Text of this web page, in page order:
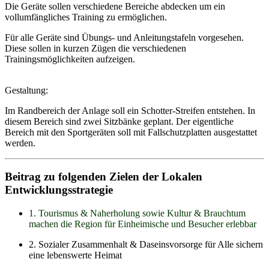
Die Geräte sollen verschiedene Bereiche abdecken um ein
vollumfängliches Training zu ermöglichen.
Für alle Geräte sind Übungs- und Anleitungstafeln vorgesehen.
Diese sollen in kurzen Zügen die verschiedenen
Trainingsmöglichkeiten aufzeigen.
Gestaltung:
Im Randbereich der Anlage soll ein Schotter-Streifen entstehen. In
diesem Bereich sind zwei Sitzbänke geplant. Der eigentliche
Bereich mit den Sportgeräten soll mit Fallschutzplatten ausgestattet
werden.
Beitrag zu folgenden Zielen der Lokalen
Entwicklungsstrategie
1. Tourismus & Naherholung sowie Kultur & Brauchtum
machen die Region für Einheimische und Besucher erlebbar
2. Sozialer Zusammenhalt & Daseinsvorsorge für Alle sichern
eine lebenswerte Heimat